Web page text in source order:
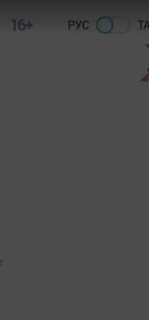
16+ РУС
0